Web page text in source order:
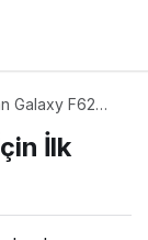
Galaxy F62
İlk